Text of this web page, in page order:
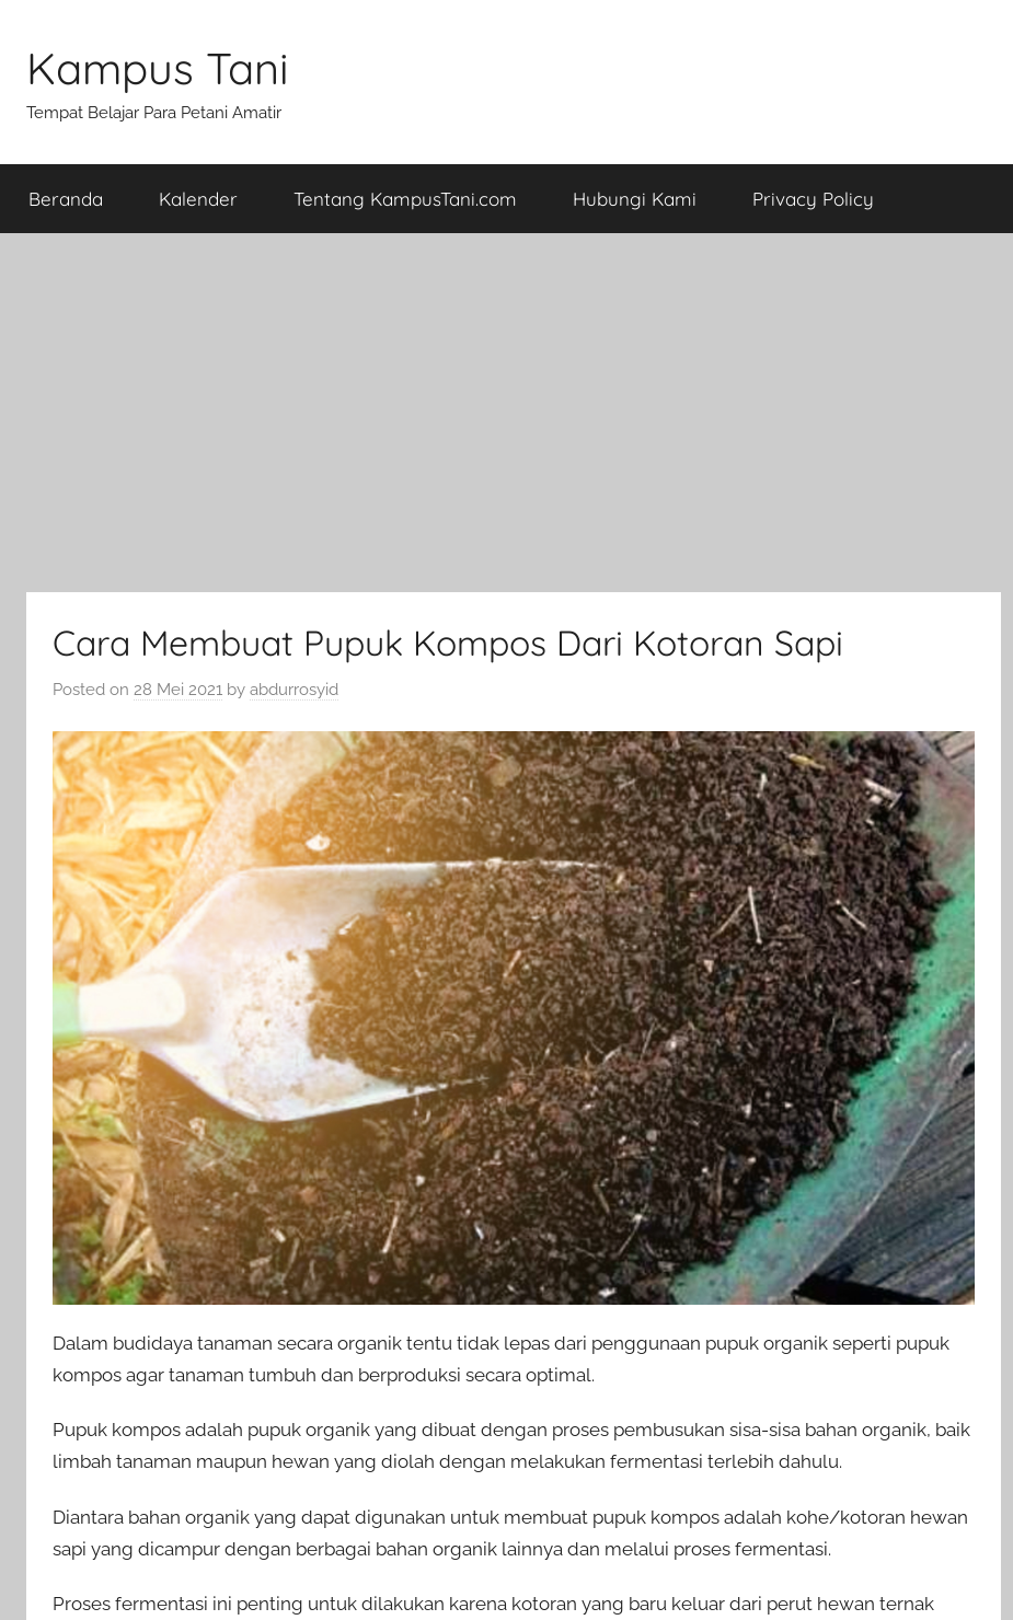
content
Kampus Tani
Tempat Belajar Para Petani Amatir
Beranda Kalender Tentang KampusTani.com Hubungi Kami Privacy Policy
Cara Membuat Pupuk Kompos Dari Kotoran Sapi
Posted on 28 Mei 2021 by abdurrosyid
Dalam budidaya tanaman secara organik tentu tidak lepas dari penggunaan pupuk organik seperti pupuk
kompos agar tanaman tumbuh dan berproduksi secara optimal.
Pupuk kompos adalah pupuk organik yang dibuat dengan proses pembusukan sisa-sisa bahan organik, baik
limbah tanaman maupun hewan yang diolah dengan melakukan fermentasi terlebih dahulu.
Diantara bahan organik yang dapat digunakan untuk membuat pupuk kompos adalah kohe/kotoran hewan
sapi yang dicampur dengan berbagai bahan organik lainnya dan melalui proses fermentasi.
Proses fermentasi ini penting untuk dilakukan karena kotoran yang baru keluar dari perut hewan ternak